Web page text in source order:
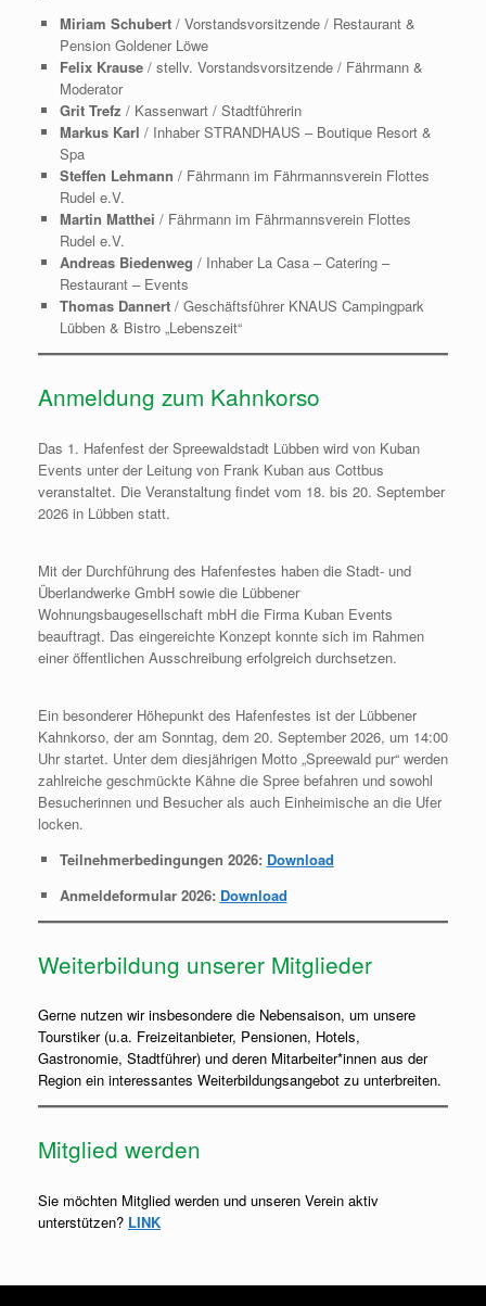
Miriam Schubert/ Vorstandsvorsitzende / Restaurant &
Pension Goldener Löwe
Felix Krause/ stellv. Vorstandsvorsitzende / Fährmann &
Moderator
Grit Trefz / Kassenwart / Stadtführerin
Markus Karl / Inhaber STRANDHAUS – Boutique Resort &
Spa
Steffen Lehmann / Fährmann im Fährmannsverein Flottes
Rudel e.V.
Martin Matthei / Fährmann im Fährmannsverein Flottes
Rudel e.V.
Andreas Biedenweg / Inhaber La Casa – Catering –
Restaurant – Events
Thomas Dannert/ Geschäftsführer KNAUS Campingpark
Lübben & Bistro „Lebenszeit“
Anmeldung zum Kahnkorso
Das 1. Hafenfest der Spreewaldstadt Lübben wird von Kuban
Events unter der Leitung von Frank Kuban aus Cottbus
veranstaltet. Die Veranstaltung findet vom 18. bis 20. September
2026 in Lübben statt.
Mit der Durchführung des Hafenfestes haben die Stadt- und
Überlandwerke GmbH sowie die Lübbener
Wohnungsbaugesellschaft mbH die Firma Kuban Events
beauftragt. Das eingereichte Konzept konnte sich im Rahmen
einer öffentlichen Ausschreibung erfolgreich durchsetzen.
Ein besonderer Höhepunkt des Hafenfestes ist der Lübbener
Kahnkorso, der am Sonntag, dem 20. September 2026, um 14:00
Uhr startet. Unter dem diesjährigen Motto „Spreewald pur“ werden
zahlreiche geschmückte Kähne die Spree befahren und sowohl
Besucherinnen und Besucher als auch Einheimische an die Ufer
locken.
Teilnehmerbedingungen 2026: Download
Anmeldeformular 2026: Download
Weiterbildung unserer Mitglieder
Gerne nutzen wir insbesondere die Nebensaison, um unsere
Tourstiker (u.a. Freizeitanbieter, Pensionen, Hotels,
Gastronomie, Stadtführer) und deren Mitarbeiter*innen aus der
Region ein interessantes Weiterbildungsangebot zu unterbreiten.
Mitglied werden
Sie möchten Mitglied werden und unseren Verein aktiv
unterstützen? LINK